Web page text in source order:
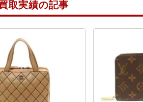
取実績の記事